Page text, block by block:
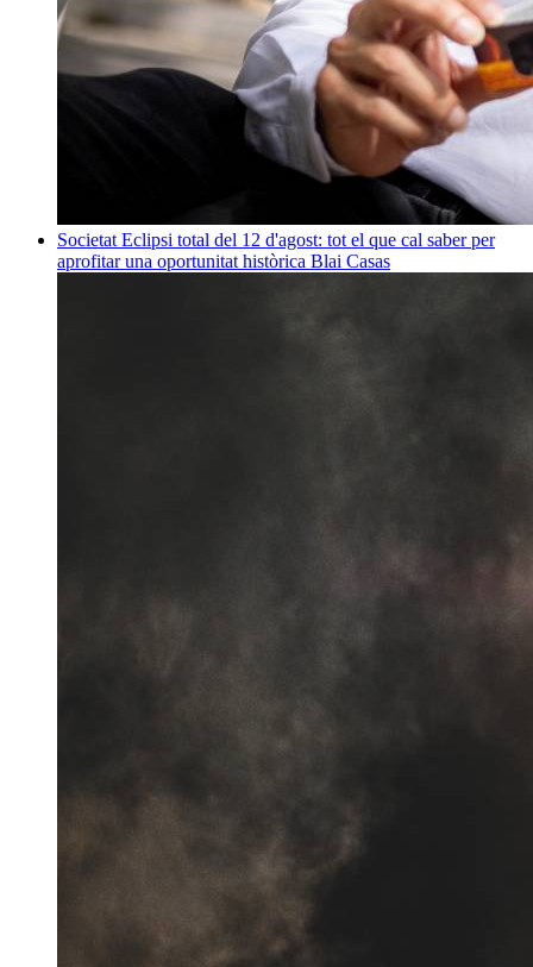
Societat Eclipsi total del 12 d'agost: tot el que cal saber per
aprofitar una oportunitat històrica Blai Casas